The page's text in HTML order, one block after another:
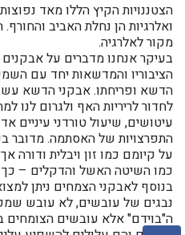
הצטננויות הקיץ הללו מאד
ואלרגיות הן נחלת האביב
מקור לאלרגיה.
בעיקר אנחנו מדברים על אבקנים
הציבוריו והמדשאות יחד עם
הדשא ופריחתו. אבקני הדשא
לחדור לריריות האף ולגרום
עיטושים, שיעול טורדני עיניים
התפרצויות של האסתמה. מדובר
על קיומם כמו זון ויבלית ודורה
כמו השיטה האשל והדקלים –
בנוסף לאבקני הצמחים ניתן
נבגים של עובשים, לא עובש
ה"בוידם" אלא עובשים